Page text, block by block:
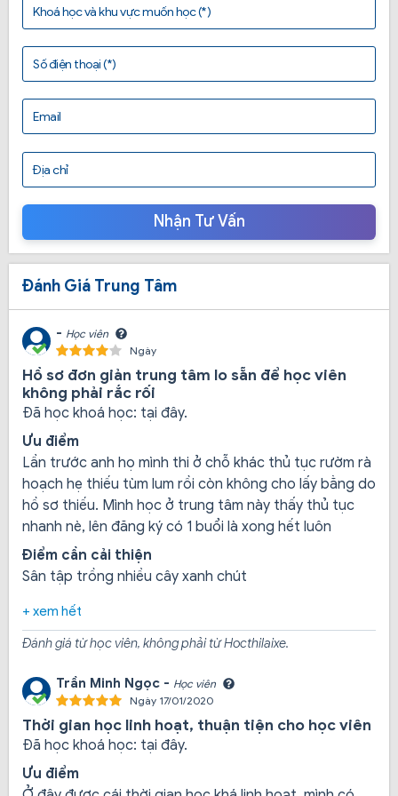
hạch lái xe Minh Phát
Trung tâm có các khóa học lái xe hạng B1, B2 và C. Đầy
đủ các khóa học lái xe cơ bản, từ phổ thông đến nâng
cao hiện nay
Hạng B1+ B2: Số lượng học viên đăng ký hạng bằng B
tại trung tâm tướng đối đông, trung tâm khai giảng khóa
mới thường xuyên. Lịch học linh hoạt các ngày trong
tuần.
Hạng C: Trung tâm đào tạo hạng C với 30 học viên mỗi
khóa, có giảng viên kinh nghiệm 12 năm giảng dạy, tỉ lệ
3. Quy trình học lái xe tại trung tâm đào tạo
và sát hạch lái xe Minh Phát
Học viên đăng ký ghi danh để trung tâm làm hồ sơ
Khoá học và khu vực muốn học (*)
Số điện thoại (*)
Email
Địa chỉ
Nhận Tư Vấn
Đánh Giá Trung Tâm
- Học viên
Ngày
Hồ sơ đơn giản trung tâm lo sẵn để học viên
không phải rắc rối
Đã học khoá học: tại đây.
Ưu điểm
Lần trước anh họ mình thi ở chỗ khác thủ tục rườm rà
hoạch hẹ thiếu tùm lum rồi còn không cho lấy bằng do
hồ sơ thiếu. Mình học ở trung tâm này thấy thủ tục
nhanh nè, lên đăng ký có 1 buổi là xong hết luôn
Điểm cần cải thiện
Sân tập trồng nhiều cây xanh chút
+ xem hết
Đánh giá từ học viên, không phải từ Hocthilaixe.
Trần Minh Ngọc - Học viên
Ngày 17/01/2020
Thời gian học linh hoạt, thuận tiện cho học viên
Đã học khoá học: tại đây.
Ưu điểm